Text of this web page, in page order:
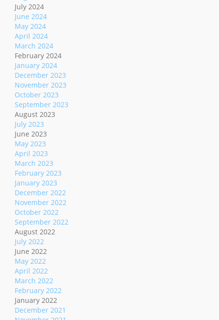
July 2024
June 2024
May 2024
April 2024
March 2024
February 2024
January 2024
December 2023
November 2023
October 2023
September 2023
August 2023
July 2023
June 2023
May 2023
April 2023
March 2023
February 2023
January 2023
December 2022
November 2022
October 2022
September 2022
August 2022
July 2022
June 2022
May 2022
April 2022
March 2022
February 2022
January 2022
December 2021